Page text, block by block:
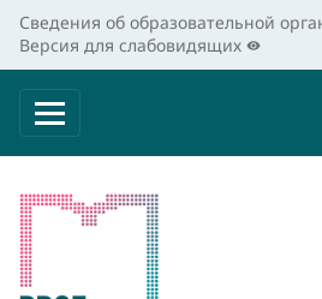
Сведения об образовательной
Версия для слабовидящих